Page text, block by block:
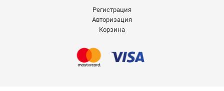
Регистрация
Авторизация
Корзина